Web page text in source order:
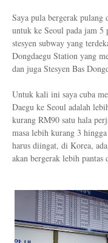
Saya pula bergerak pulang
untuk ke Seoul pada jam
stesyen subway yang
Dongdaegu Station yang
dan juga Stesyen Bas
Untuk kali ini saya cuba
Daegu ke Seoul adalah
kurang RM90 satu hala
masa lebih kurang 3
harus diingat, di Korea,
akan bergerak lebih pantas